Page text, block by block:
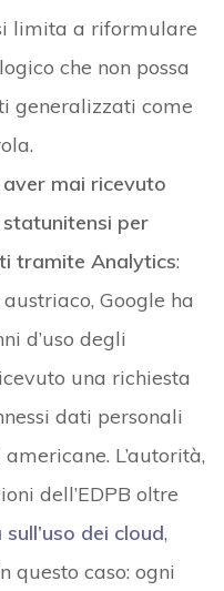
limita a riformulare
che non possa
generalizzati come
mai ricevuto
per
tramite Analytics:
Google ha
d’uso degli
una richiesta
dati personali
L’autorità,
dell’EDPB oltre
dei cloud,
questo caso: ogni